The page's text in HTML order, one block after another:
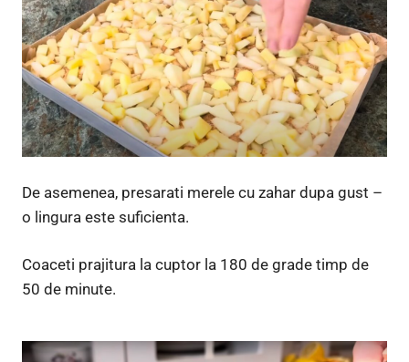
De asemenea, presarati merele cu zahar dupa gust –
o lingura este suficienta.
Coaceti prajitura la cuptor la 180 de grade timp de
50 de minute.